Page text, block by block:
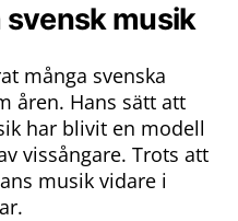
svensk musik
många svenska
åren. Hans sätt att
har blivit en modell
vissångare. Trots att
musik vidare i